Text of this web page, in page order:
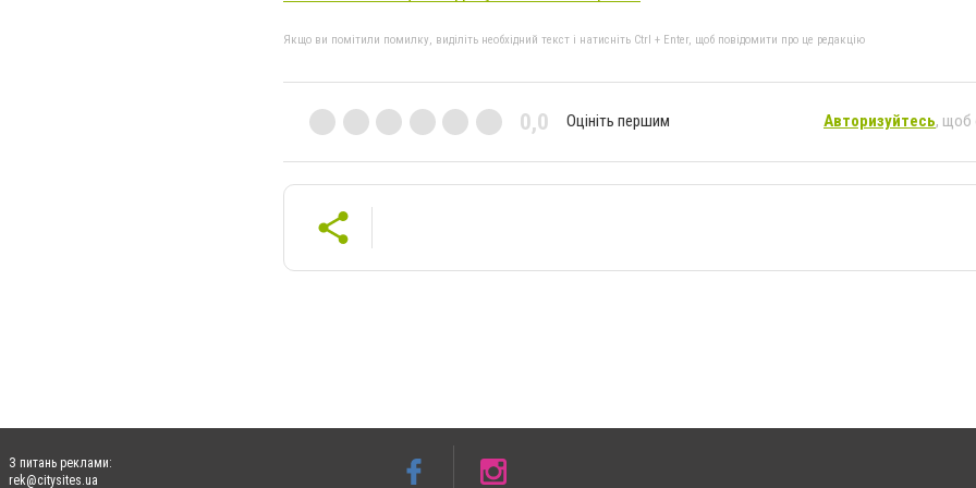
Якщо ви помітили помилку, виділіть необхідний текст і натисніть Ctrl + Enter, щоб повідомити про це редакцію
0,0 Оцініть першим Авторизуйтесь, щоб
З питань реклами:
rek@citysites.ua